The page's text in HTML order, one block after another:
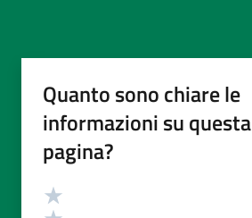
Quanto sono chiare le
informazioni su questa
pagina?
Valutazione